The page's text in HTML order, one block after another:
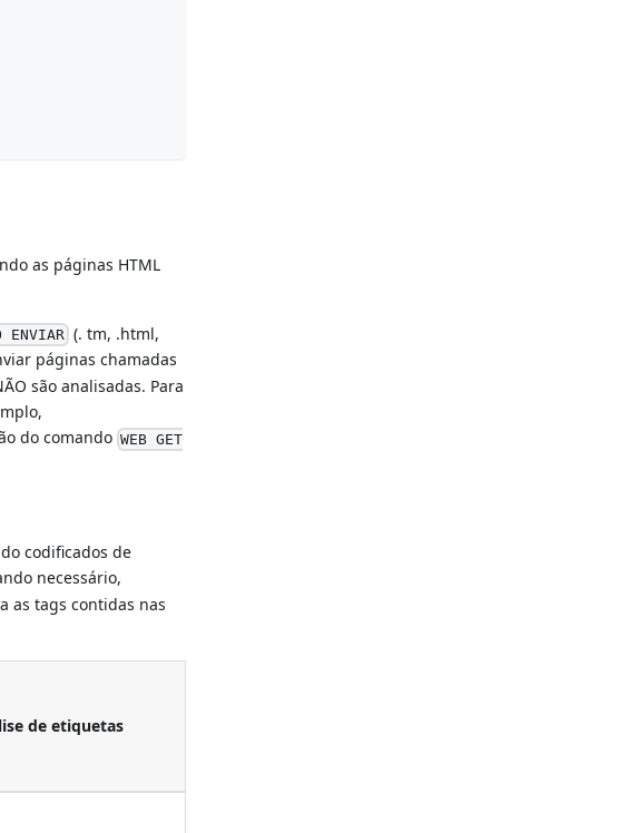
as páginas HTML
ENVIAR (. tm, .html,
páginas chamadas
são analisadas. Para
do comando WEB GET
codificados de
necessário,
as tags contidas nas
de etiquetas